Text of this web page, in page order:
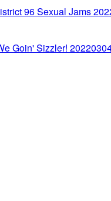
96 Sexual Jams